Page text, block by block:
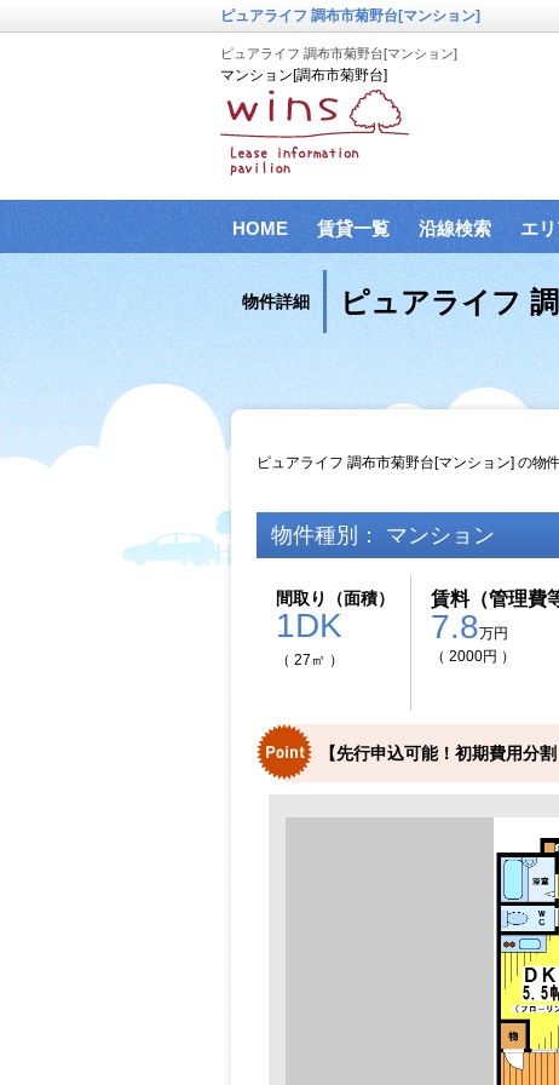
ピュアライフ 調布市菊野台[マンション]
ピュアライフ 調布市菊野台[マンション]
マンション[調布市菊野台]
HOME 賃貸一覧 沿線検索 エ
物件詳細 ピュアライフ
ピュアライフ 調布市菊野台[マンション] の物
物件種別： マンション
間取り（面積）
1DK
（ 27㎡ ）
賃料（管理費
7.8万円
（ 2000円 ）
【先行申込可能！初期費用分